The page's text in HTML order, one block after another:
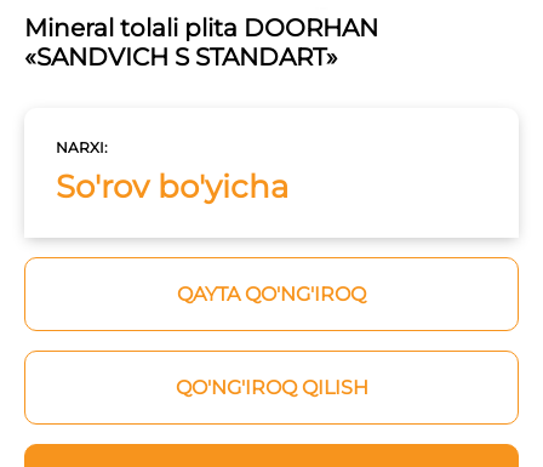
Mineral tolali plita DOORHAN
«SANDVICH S STANDART»
NARXI:
So'rov bo'yicha
QAYTA QO'NG'IROQ
QO'NG'IROQ QILISH